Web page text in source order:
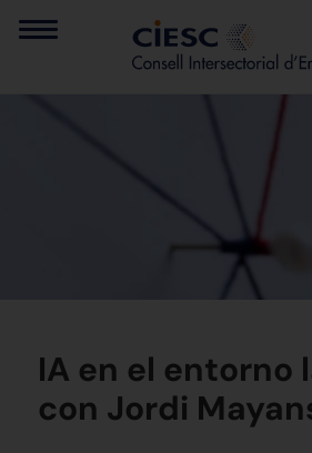
IA en el entorno
con Jordi